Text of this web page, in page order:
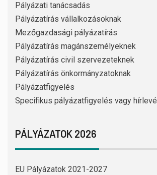
Pályázati tanácsadás
Pályázatírás vállalkozásoknak
Mezőgazdasági pályázatírás
Pályázatírás magánszemélyeknek
Pályázatírás civil szervezeteknek
Pályázatírás önkormányzatoknak
Pályázatfigyelés
Specifikus pályázatfigyelés vagy hírlevél
PÁLYÁZATOK 2026
EU Pályázatok 2021-2027